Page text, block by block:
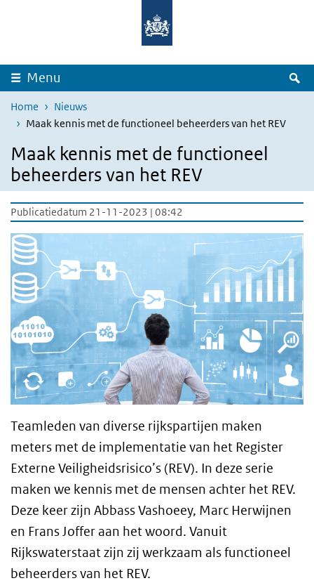
Overslaan en naar de inhoud gaan
Menu
Home
Nieuws
Maak kennis met de functioneel beheerders van het REV
Maak kennis met de functioneel
beheerders van het REV
Publicatiedatum 21-11-2023 | 08:42
Teamleden van diverse rijkspartijen maken
meters met de implementatie van het Register
Externe Veiligheidsrisico’s (REV). In deze serie
maken we kennis met de mensen achter het REV.
Deze keer zijn Abbass Vashoeey, Marc Herwijnen
en Frans Joffer aan het woord. Vanuit
Rijkswaterstaat zijn zij werkzaam als functioneel
beheerders van het REV.